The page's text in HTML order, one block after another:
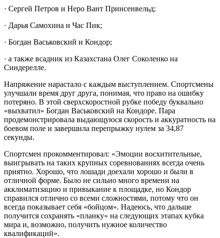
· Сергей Петров и Неро Вант Принсенвельд;
· Дарья Самохина и Час Пик;
· Богдан Васьковский и Кондор;
· а также всадник из Казахстана Олег Соколенко на
Синдерелле.
Напряжение нарастало с каждым выступлением. Спортсмены
улучшали время друг друга, понимая, что право на ошибку
потеряно. В этой сверхскоростной рубке победу буквально
«выхватил» Богдан Васьковский на Кондоре. Пара
продемонстрировала выдающуюся скорость и аккуратность на
боевом поле и завершила перепрыжку нулем за 34,87
секунды.
Спортсмен прокомментировал: «Эмоции восхитительные,
выигрывать на таких крупных соревнованиях всегда очень
приятно. Хорошо, что лошади доехали хорошо и были в
отличной форме. Было не сильно много времени на
акклиматизацию и привыкание к площадке, но Кондор
справился отлично со всеми сложностями, потому что он
всегда показывает себя «бойцом». Надеюсь, что дальше
получится сохранять «планку» на следующих этапах кубка
мира и, возможно, получить нужное количество
квалификаций».